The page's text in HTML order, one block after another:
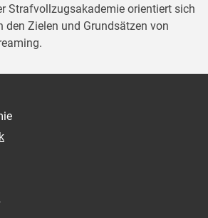
Strafvollzugsakademie orientiert sich
den Zielen und Grundsätzen von